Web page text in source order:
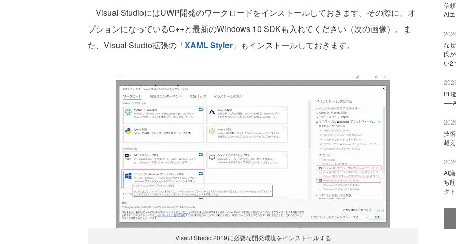
Visual StudioにはUWP開発のワークロードをインストールしておきます。その際に、オ
プションになっているC++と最新のWindows 10 SDKも入れてください（次の画像）。ま
た、Visual Studio拡張の「XAML Styler 」もインストールしておきます。
Visaul Studio 2019に必要な開発環境をインストールする
信
AI
な
氏
い2
PR
技
越
AI
ち
ク